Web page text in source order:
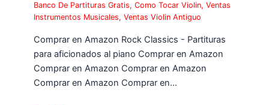
Banco De Partituras Gratis,Como Tocar Violin,Ventas
Instrumentos Musicales,Ventas Violin Antiguo
Comprar en Amazon Rock Classics - Partituras
para aficionados al piano Comprar en Amazon
Comprar en Amazon Comprar en Amazon
Comprar en Amazon Comprar en…